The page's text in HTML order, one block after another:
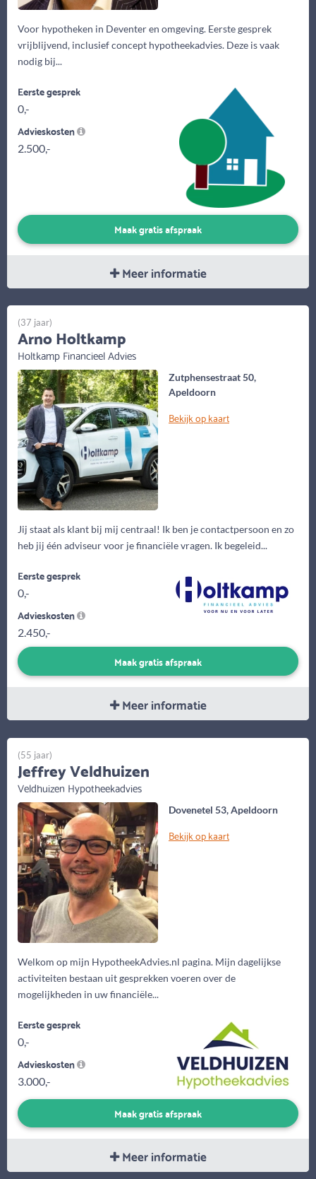
Voor hypotheken in Deventer en omgeving. Eerste gesprek
vrijblijvend, inclusief concept hypotheekadvies. Deze is vaak
nodig bij...
Eerste gesprek
0,-
Advieskosten
2.500,-
Maak gratis afspraak
Meer informatie
Zutphensestraat 50,
Apeldoorn
Bekijk op kaart
Jij staat als klant bij mij centraal! Ik ben je contactpersoon en zo
heb jij één adviseur voor je financiële vragen. Ik begeleid...
(37 jaar)
Arno Holtkamp
Holtkamp Financieel Advies
Eerste gesprek
0,-
Advieskosten
2.450,-
Maak gratis afspraak
Meer informatie
Dovenetel 53, Apeldoorn
Bekijk op kaart
Welkom op mijn HypotheekAdvies.nl pagina. Mijn dagelijkse
activiteiten bestaan uit gesprekken voeren over de
mogelijkheden in uw financiële...
(55 jaar)
Jeffrey Veldhuizen
Veldhuizen Hypotheekadvies
Eerste gesprek
0,-
Advieskosten
3.000,-
Maak gratis afspraak
Meer informatie